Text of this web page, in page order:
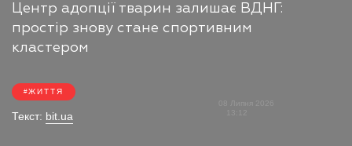
Центр адопції тварин залишає ВДНГ:
простір знову стане спортивним
кластером
ЖИТТЯ
Текст: bit.ua
08 Липня 2026